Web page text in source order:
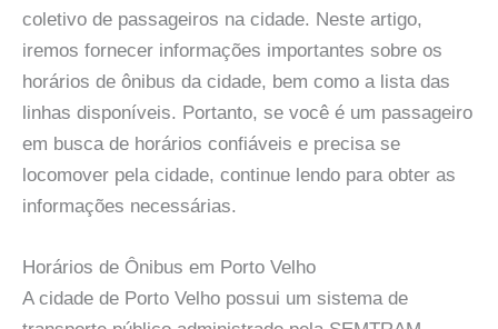
coletivo de passageiros na cidade. Neste artigo,
iremos fornecer informações importantes sobre os
horários de ônibus da cidade, bem como a lista das
linhas disponíveis. Portanto, se você é um passageiro
em busca de horários confiáveis e precisa se
locomover pela cidade, continue lendo para obter as
informações necessárias.
Horários de Ônibus em Porto Velho
A cidade de Porto Velho possui um sistema de